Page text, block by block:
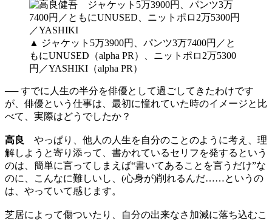
▲ ジャケット5万3900円、パンツ3万7400円／と
もにUNUSED（alpha PR）、ニットポロ2万5300
円／YASHIKI（alpha PR）
── すでに人生の半分を俳優として過ごしてきたわけです
が、俳優という仕事は、最初に憧れていた時のイメージと比
べて、実際はどうでしたか？
高良
やっぱり、他人の人生を自分のことのように考え、理
解しようと寄り添って、書かれているセリフを発するという
のは、簡単に言ってしまえば“書いてあることを言うだけ”な
のに、こんなに難しいし、(心身が)削れるんだ……というの
は、やっていて感じます。
芝居によって傷ついたり、自分の出来なさ加減に落ち込むこ